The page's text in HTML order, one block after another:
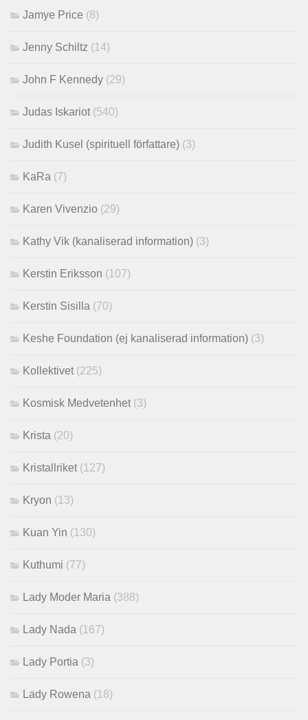
Jamye Price (8)
Jenny Schiltz (14)
John F Kennedy (29)
Judas Iskariot (540)
Judith Kusel (spirituell författare) (3)
KaRa (7)
Karen Vivenzio (29)
Kathy Vik (kanaliserad information) (3)
Kerstin Eriksson (107)
Kerstin Sisilla (70)
Keshe Foundation (ej kanaliserad information) (3)
Kollektivet (225)
Kosmisk Medvetenhet (3)
Krista (20)
Kristallriket (127)
Kryon (13)
Kuan Yin (130)
Kuthumi (77)
Lady Moder Maria (388)
Lady Nada (167)
Lady Portia (3)
Lady Rowena (18)